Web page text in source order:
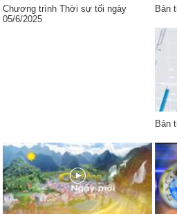
Chương trình Thời sự tối ngày
05/6/2025
Bản
Bản